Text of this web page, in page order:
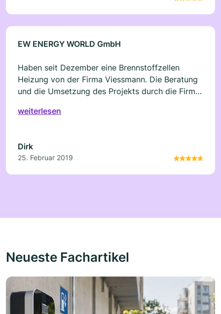
aufkamen konnten Sie beantworten. Sehr gute
Mitarbeiter. Meine Erfahrung schreibe ich erst
Zeitraum beobachten wollte. Funktioniert Super.
EW ENERGY WORLD GmbH
Haben seit Dezember eine Brennstoffzellen
Heizung von der Firma Viessmann. Die Beratung
und die Umsetzung des Projekts durch die Firma
wurden schnellst möglich behoben. Auch bei den
weiterlesen
Dirk
25. Februar 2019
Neueste Fachartikel